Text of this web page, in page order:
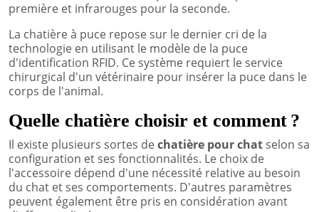
première et infrarouges pour la seconde.
La chatière à puce repose sur le dernier cri de la
technologie en utilisant le modèle de la puce
d'identification RFID. Ce système requiert le service
chirurgical d'un vétérinaire pour insérer la puce dans le
corps de l'animal.
Quelle chatière choisir et comment ?
Il existe plusieurs sortes dechatière pour chat selon sa
configuration et ses fonctionnalités. Le choix de
l'accessoire dépend d'une nécessité relative au besoin
du chat et ses comportements. D'autres paramètres
peuvent également être pris en considération avant